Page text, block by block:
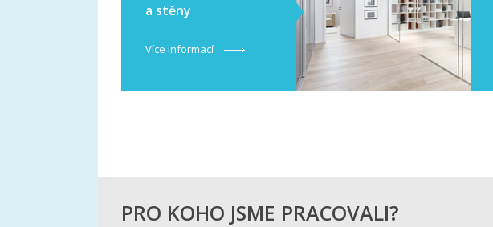
a stěny
Více informací
PRO KOHO JSME PRACOVALI?